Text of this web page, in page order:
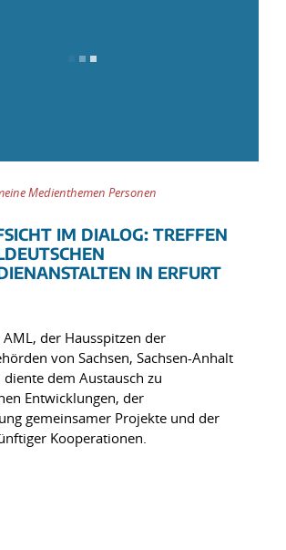
Medienthemen Personen
IM DIALOG: TREFFEN
IN ERFURT
der Hausspitzen der
von Sachsen, Sachsen-Anhalt
dem Austausch zu
Entwicklungen, der
gemeinsamer Projekte und der
Kooperationen.